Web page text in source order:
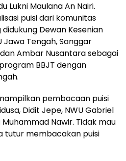
Lukni Maulana An Nairi.
puisi dari komunitas
Dewan Kesenian
Jawa Tengah, Sanggar
Ambar Nusantara sebagai
BBJT dengan
pembacaan puisi
Didit Jepe, NWU Gabriel
Muhammad Nawir. Tidak mau
tutur membacakan puisi